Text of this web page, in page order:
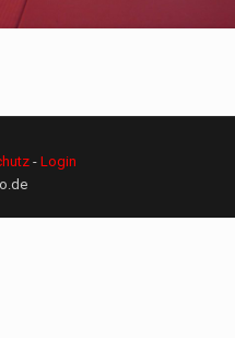
- Login